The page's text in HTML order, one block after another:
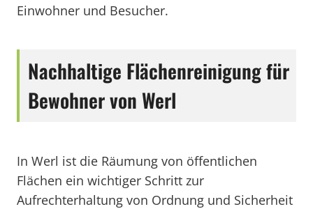
Einwohner und Besucher.
Nachhaltige Flächenreinigung für
Bewohner von Werl
In Werl ist die Räumung von öffentlichen
Flächen ein wichtiger Schritt zur
Aufrechterhaltung von Ordnung und Sicherheit